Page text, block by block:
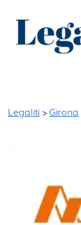
Legaliti > Girona